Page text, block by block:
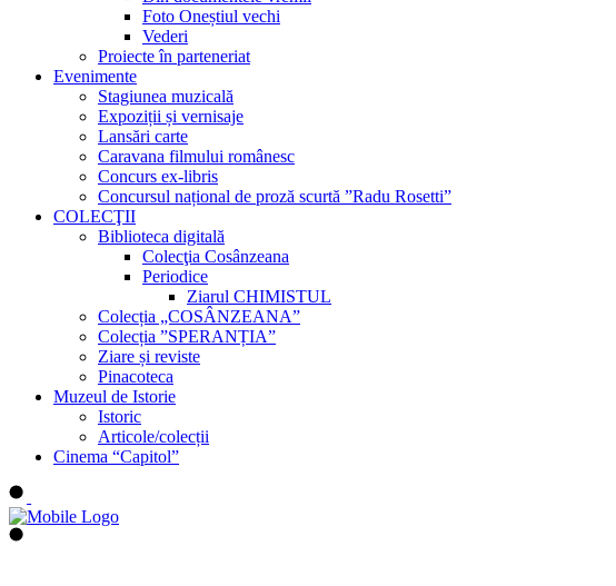
Foto Oneștiul vechi
Vederi
Proiecte în parteneriat
Evenimente
Stagiunea muzicală
Expoziții și vernisaje
Lansări carte
Caravana filmului românesc
Concurs ex-libris
Concursul național de proză scurtă ”Radu Rosetti”
COLECŢII
Biblioteca digitală
Colecţia Cosânzeana
Periodice
Ziarul CHIMISTUL
Colecția „COSÂNZEANA”
Colecția ”SPERANȚIA”
Ziare și reviste
Pinacoteca
Muzeul de Istorie
Istoric
Articole/colecții
Cinema “Capitol”